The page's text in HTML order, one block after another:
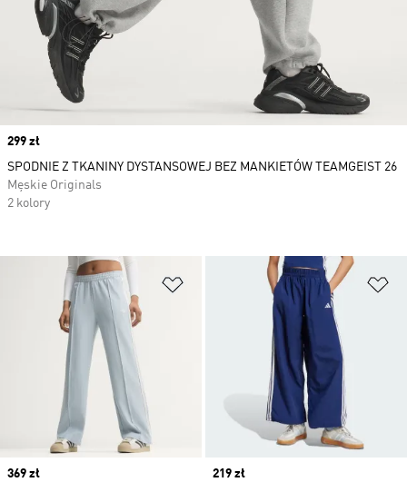
Dodaj do listy życzeń
Price
369 zł
Price
219 zł
Price
299 zł
SPODNIE Z TKANINY DYSTANSOWEJ BEZ MANKIETÓW TEAMGEIST 26
Męskie Originals
2 kolory